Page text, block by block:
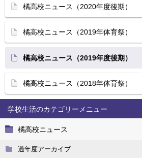
学校生活
橘高校ニュース
過年度アーカイブ
橘高校ニュース（2020年度後期）
橘高校ニュース（2019年体育祭）
橘高校ニュース（2019年度後期）
橘高校ニュース（2018年体育祭）